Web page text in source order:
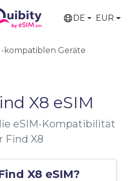
DE EUR
kompatiblen Geräte
X8 eSIM
eSIM-Kompatibilität
Find X8
X8 eSIM?